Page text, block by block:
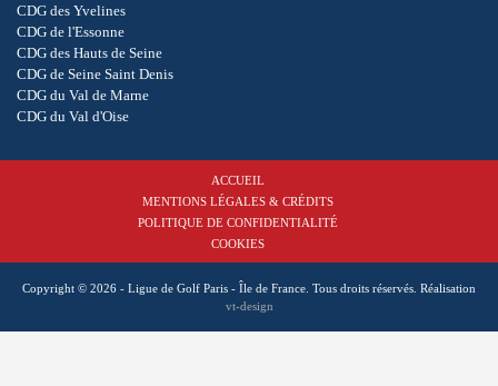
CDG des Yvelines
CDG de l'Essonne
CDG des Hauts de Seine
CDG de Seine Saint Denis
CDG du Val de Marne
CDG du Val d'Oise
ACCUEIL
MENTIONS LÉGALES & CRÉDITS
POLITIQUE DE CONFIDENTIALITÉ
COOKIES
Copyright © 2026 - Ligue de Golf Paris - Île de France. Tous droits réservés. Réalisation
vt-design